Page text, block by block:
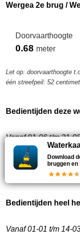
Wergea 2e brug /
Doorvaarthoogte
0.68 meter
Let op: doorvaarthoogte
één streefpeil: 52
Bedientijden deze
Vanaf 01-06 t/m 31-
Werkdagen , van
Zaterdag
, van
, van 09:00
Bedientijden heel
Vanaf 01-01 t/m 14-
Download
bruggen en